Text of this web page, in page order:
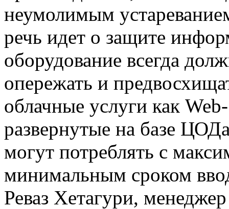
неумолимым
речь идет о защите
оборудование всегда
опережать и
облачные услуги как
развернутые на базе
могут потреблять с
минимальным сроком
Реваз Хетагури,